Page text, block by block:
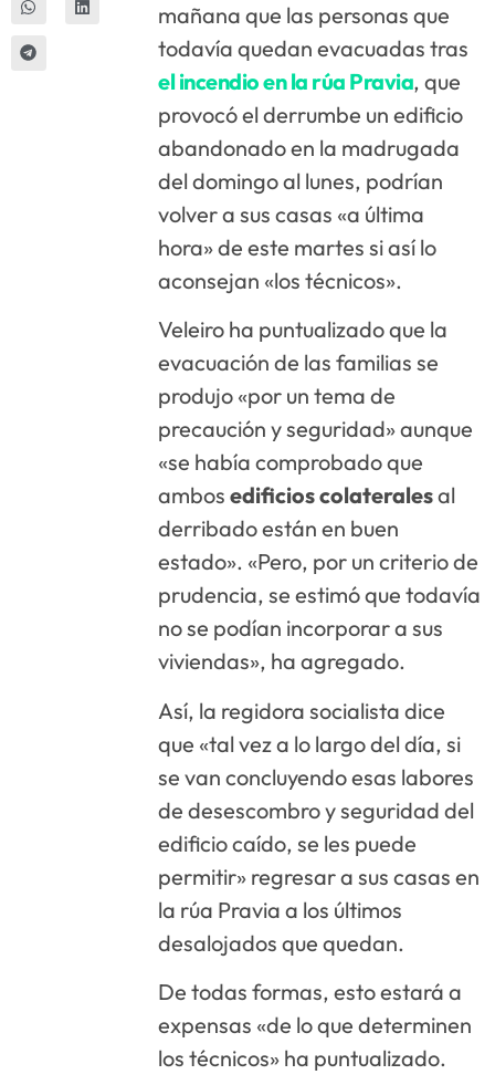
mañana que las personas que
todavía quedan evacuadas tras
el incendio en la rúa Pravia, que
provocó el derrumbe un edificio
abandonado en la madrugada
del domingo al lunes, podrían
volver a sus casas «a última
hora» de este martes si así lo
aconsejan «los técnicos».
Veleiro ha puntualizado que la
evacuación de las familias se
produjo «por un tema de
precaución y seguridad» aunque
«se había comprobado que
ambosedificios colateralesal
derribado están en buen
estado». «Pero, por un criterio de
prudencia, se estimó que todavía
no se podían incorporar a sus
viviendas», ha agregado.
Así, la regidora socialista dice
que «tal vez a lo largo del día, si
se van concluyendo esas labores
de desescombro y seguridad del
edificio caído, se les puede
permitir» regresar a sus casas en
la rúa Pravia a los últimos
desalojados que quedan.
De todas formas, esto estará a
expensas «de lo que determinen
los técnicos» ha puntualizado.